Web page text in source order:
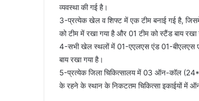
व्यवस्था की गई है।
3-प्रत्येक खेल व शिफ्ट में एक टीम बनाई गई है, जिसमें
को टीम में रखा गया है और 01 टीम को स्टैंड बाय रखा
4-सभी खेल स्थलों में 01-एएलएस एंड 01-बीएलएस
बाय रखा गया है।
5-प्रत्येक जिला चिकित्सालय में 03 ऑन-कॉल
के रहने के स्थान के निकटतम चिकित्सा इकाईयों में